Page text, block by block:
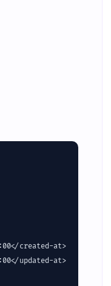
created-at>
updated-at>